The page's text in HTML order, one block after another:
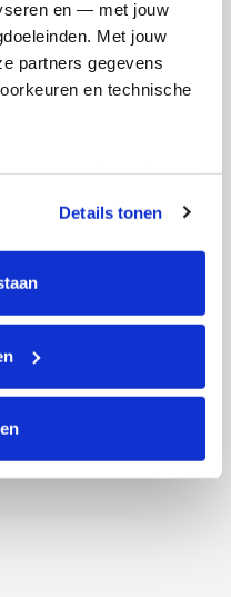
en — met jouw
Met jouw
partners gegevens
en technische
elk moment wijzigen of
onderaan de pagina. De
tabblad “details”.
Details tonen
nu
€33
badges